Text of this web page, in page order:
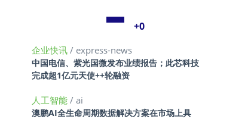
+0
企业快讯 / express-news
中国电信、紫光国微发布业绩报告；此芯科技
完成超1亿元天使++轮融资
人工智能 / ai
澳鹏AI全生命周期数据解决方案在市场上具